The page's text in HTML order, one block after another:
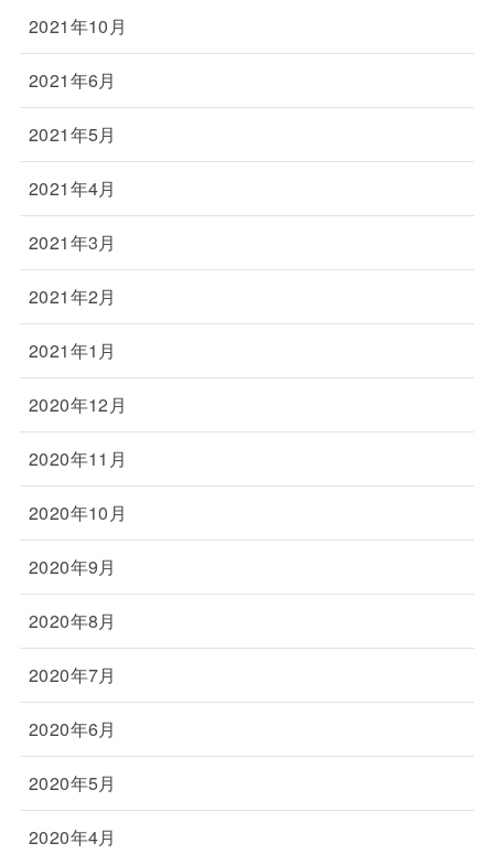
2021年10月
2021年6月
2021年5月
2021年4月
2021年3月
2021年2月
2021年1月
2020年12月
2020年11月
2020年10月
2020年9月
2020年8月
2020年7月
2020年6月
2020年5月
2020年4月